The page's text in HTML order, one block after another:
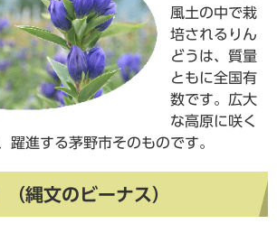
風土の中で栽
培されるりん
どうは、質量
ともに全国有
数です。広大
な高原に咲く
躍進する茅野市そのものです。
縄文のビーナス）